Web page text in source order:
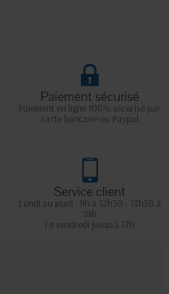
Paiement sécurisé
Paiement en ligne 100% sécurisé par
carte bancaire ou Paypal
Service client
Lundi au jeudi : 9h à 12h30 - 13h30 à
18h
Le vendredi jusqu'à 17h